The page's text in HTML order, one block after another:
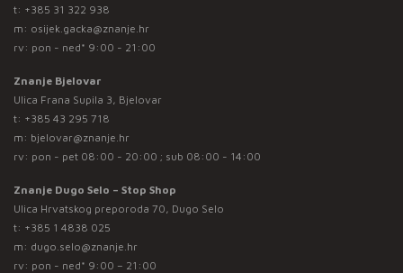
t: +385 31 322 938
m: osijek.gacka@znanje.hr
rv: pon - ned* 9:00 - 21:00
Znanje Bjelovar
Ulica Frana Supila 3, Bjelovar
t: +385 43 295 718
m: bjelovar@znanje.hr
rv: pon - pet 08:00 - 20:00 ; sub 08:00 - 14:00
Znanje Dugo Selo – Stop Shop
Ulica Hrvatskog preporoda 70, Dugo Selo
t: +385 1 4838 025
m: dugo.selo@znanje.hr
rv: pon - ned* 9:00 – 21:00